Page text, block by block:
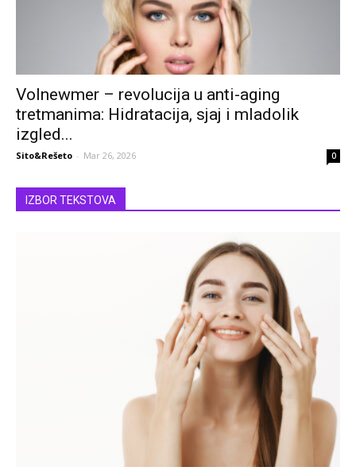
Volnewmer – revolucija u anti-aging
tretmanima: Hidratacija, sjaj i mladolik
izgled...
Sito&Rešeto - Mar 26, 2026 0
IZBOR TEKSTOVA